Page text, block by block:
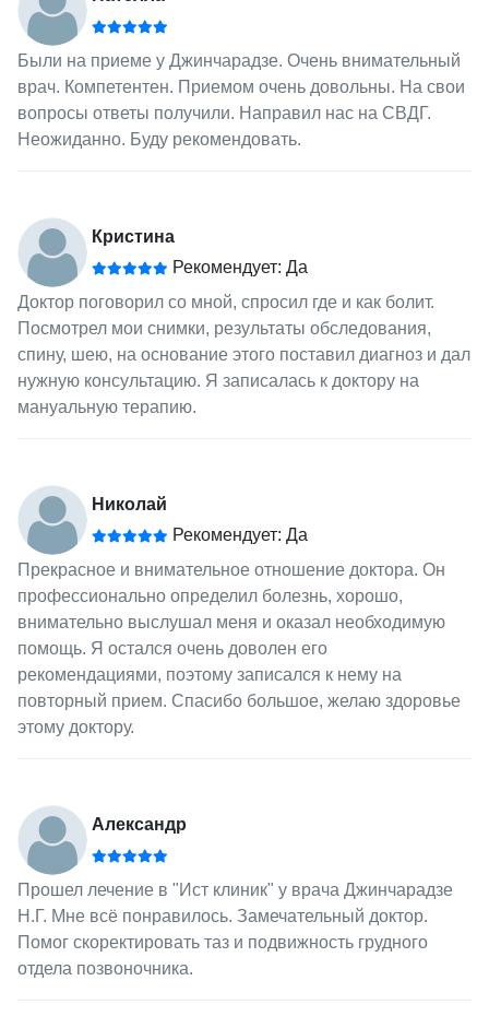
Были на приеме у Джинчарадзе. Очень внимательный
врач. Компетентен. Приемом очень довольны. На свои
вопросы ответы получили. Направил нас на СВДГ.
Неожиданно. Буду рекомендовать.
Кристина
Рекомендует: Да
Доктор поговорил со мной, спросил где и как болит.
Посмотрел мои снимки, результаты обследования,
спину, шею, на основание этого поставил диагноз и дал
нужную консультацию. Я записалась к доктору на
мануальную терапию.
Николай
Рекомендует: Да
Прекрасное и внимательное отношение доктора. Он
профессионально определил болезнь, хорошо,
внимательно выслушал меня и оказал необходимую
помощь. Я остался очень доволен его
рекомендациями, поэтому записался к нему на
повторный прием. Спасибо большое, желаю здоровье
этому доктору.
Александр
Прошел лечение в "Ист клиник" у врача Джинчарадзе
Н.Г. Мне всё понравилось. Замечательный доктор.
Помог скоректировать таз и подвижность грудного
отдела позвоночника.